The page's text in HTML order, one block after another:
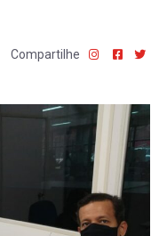
Compartilhe